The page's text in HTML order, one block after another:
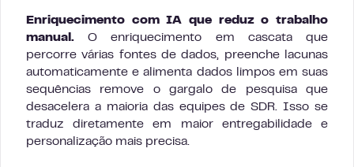
Enriquecimento com IA que reduz o trabalho
manual. O enriquecimento em cascata que
percorre várias fontes de dados, preenche lacunas
automaticamente e alimenta dados limpos em suas
sequências remove o gargalo de pesquisa que
desacelera a maioria das equipes de SDR. Isso se
traduz diretamente em maior entregabilidade e
personalização mais precisa.